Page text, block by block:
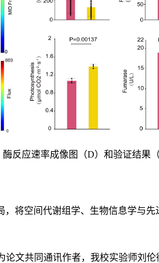
反应速率成像图（D）和验证结果（
将空间代谢组学、生物信息学与
文共同通讯作者，我校实验师刘